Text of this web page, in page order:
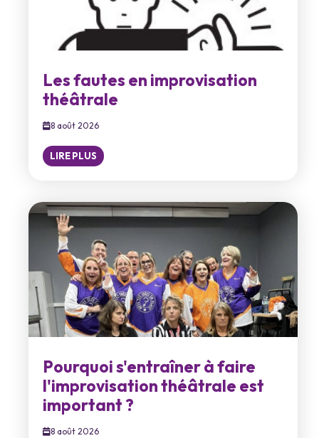
Les fautes en improvisation
théâtrale
8 août 2026
LIRE PLUS
Pourquoi s'entraîner à faire
l'improvisation théâtrale est
important ?
8 août 2026